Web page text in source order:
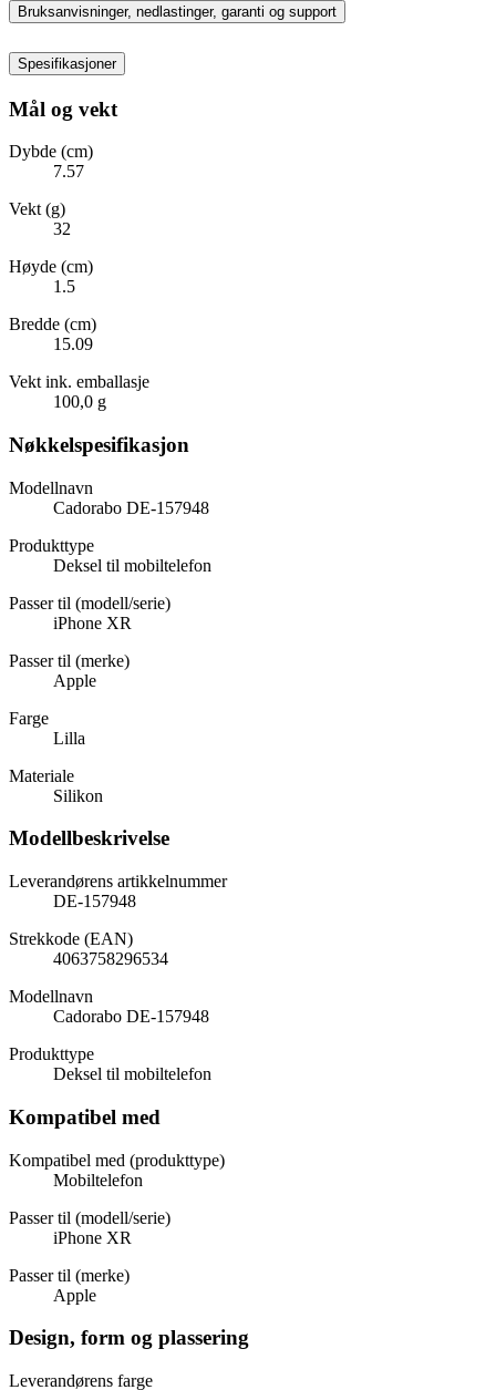
Bruksanvisninger, nedlastinger, garanti og support
Spesifikasjoner
Mål og vekt
Dybde (cm)
7.57
Vekt (g)
32
Høyde (cm)
1.5
Bredde (cm)
15.09
Vekt ink. emballasje
100,0 g
Nøkkelspesifikasjon
Modellnavn
Cadorabo DE-157948
Produkttype
Deksel til mobiltelefon
Passer til (modell/serie)
iPhone XR
Passer til (merke)
Apple
Farge
Lilla
Materiale
Silikon
Modellbeskrivelse
Leverandørens artikkelnummer
DE-157948
Strekkode (EAN)
4063758296534
Modellnavn
Cadorabo DE-157948
Produkttype
Deksel til mobiltelefon
Kompatibel med
Kompatibel med (produkttype)
Mobiltelefon
Passer til (modell/serie)
iPhone XR
Passer til (merke)
Apple
Design, form og plassering
Leverandørens farge